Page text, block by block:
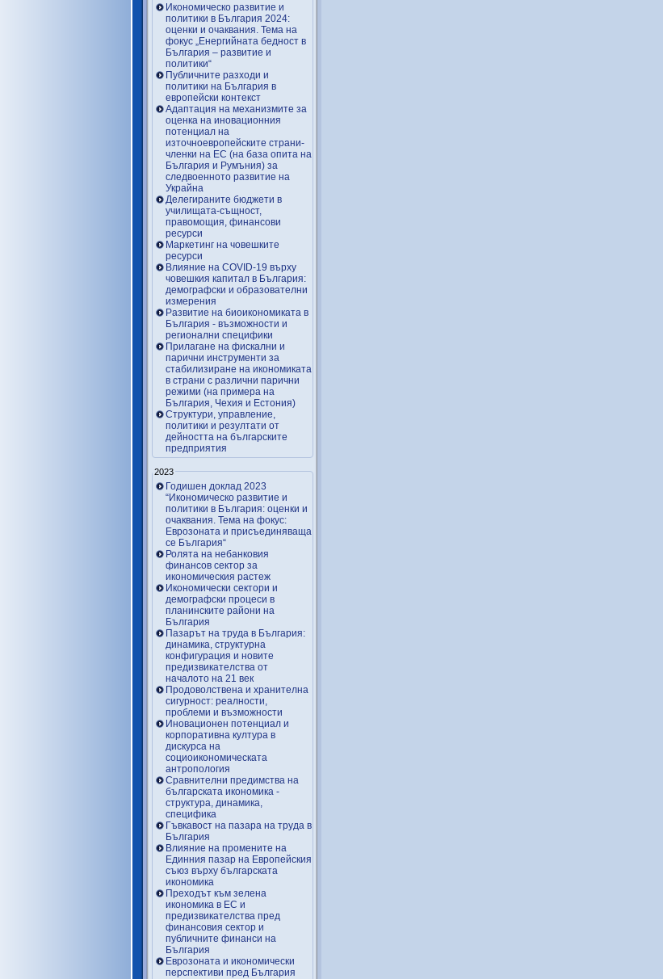
Икономическо развитие и
политики в България 2024:
оценки и очаквания. Тема на
фокус „Енергийната бедност в
България – развитие и
политики“
Публичните разходи и
политики на България в
европейски контекст
Адаптация на механизмите за
оценка на иновационния
потенциал на
източноевропейските страни-
членки на ЕС (на база опита на
България и Румъния) за
следвоенното развитие на
Украйна
Делегираните бюджети в
училищата-същност,
правомощия, финансови
ресурси
Маркетинг на човешките
ресурси
Влияние на COVID-19 върху
човешкия капитал в България:
демографски и образователни
измерения
Развитие на биоикономиката в
България - възможности и
регионални специфики
Прилагане на фискални и
парични инструменти за
стабилизиране на икономиката
в страни с различни парични
режими (на примера на
България, Чехия и Естония)
Структури, управление,
политики и резултати от
дейността на българските
предприятия
2023
Годишен доклад 2023
“Икономическо развитие и
политики в България: оценки и
очаквания. Тема на фокус:
Еврозоната и присъединяваща
се България“
Ролята на небанковия
финансов сектор за
икономическия растеж
Икономически сектори и
демографски процеси в
планинските райони на
България
Пазарът на труда в България:
динамика, структурна
конфигурация и новите
предизвикателства от
началото на 21 век
Продоволствена и хранителна
сигурност: реалности,
проблеми и възможности
Иновационен потенциал и
корпоративна култура в
дискурса на
социоикономическата
антропология
Сравнителни предимства на
българската икономика -
структура, динамика,
специфика
Гъвкавост на пазара на труда в
България
Влияние на промените на
Единния пазар на Европейския
съюз върху българската
икономика
Преходът към зелена
икономика в ЕС и
предизвикателства пред
финансовия сектор и
публичните финанси на
България
Еврозоната и икономически
перспективи пред България